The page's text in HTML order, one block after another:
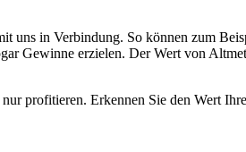
in Verbindung. So können zum
Gewinne erzielen. Der Wert von
profitieren. Erkennen Sie den Wert